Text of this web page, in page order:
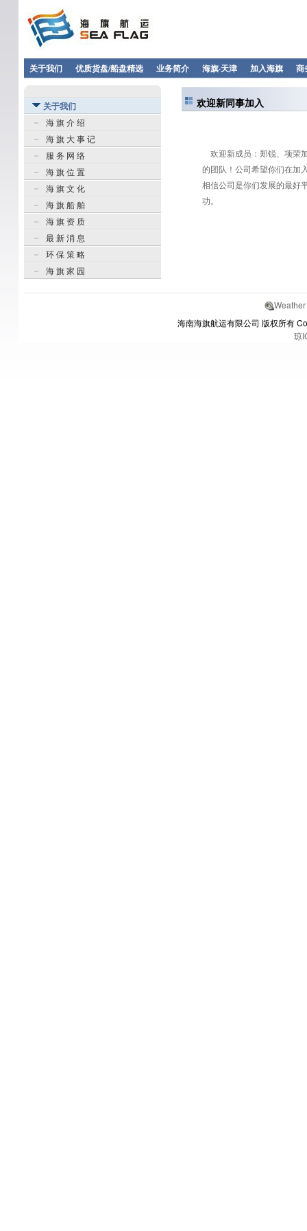
关于我们 优质货盘/船盘精选 业务简介 海旗·天津 加入海旗 商
关于我们
海 旗 介 绍
海 旗 大 事 记
服 务 网 络
海 旗 位 置
海 旗 文 化
海 旗 船 舶
海 旗 资 质
最 新 消 息
环 保 策 略
海 旗 家 园
欢迎新同事加入
欢迎新成员：郑锐、项荣
的团队！公司希望你们在加
相信公司是你们发展的最好
功。
Weather
海南海旗航运有限公司 版权所有
琼